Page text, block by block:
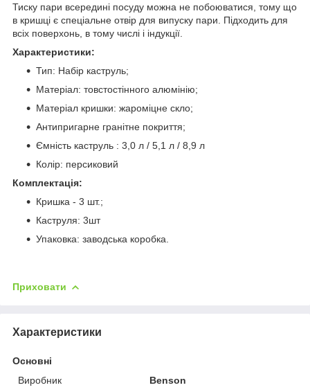
Тиску пари всередині посуду можна не побоюватися, тому що
в кришці є спеціальне отвір для випуску пари. Підходить для
всіх поверхонь, в тому числі і індукції.
Характеристики:
Тип: Набір каструль;
Матеріал: товстостінного алюмінію;
Матеріал кришки: жароміцне скло;
Антипригарне гранітне покриття;
Ємність каструль : 3,0 л / 5,1 л / 8,9 л
Колір: персиковий
Комплектація:
Кришка - 3 шт.;
Каструля: 3шт
Упаковка: заводська коробка.
Приховати
Характеристики
Основні
Виробник
Benson